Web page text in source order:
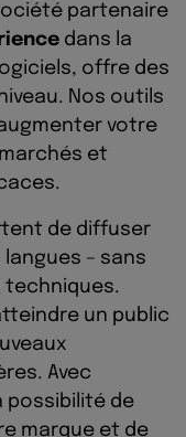
partenaire
dans la
offre des
Nos outils
votre
et
de diffuser
– sans
techniques.
un public
Avec
possibilité de
marque et de